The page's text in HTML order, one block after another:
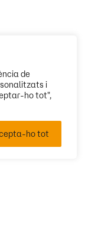
de
i
ho tot",
ho tot